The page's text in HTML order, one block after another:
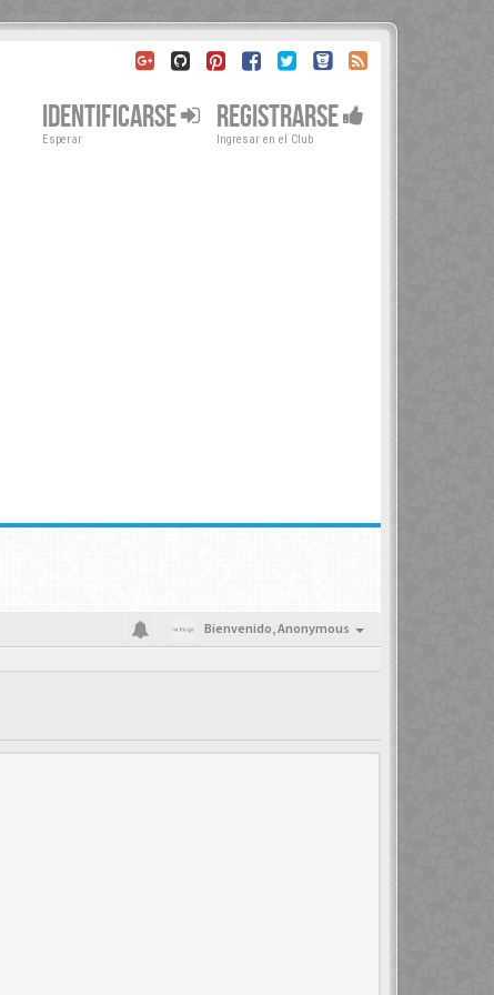
IDENTIFICARSE
Esperar
REGISTRARSE
Ingresar en el Club
Bienvenido,Anonymous